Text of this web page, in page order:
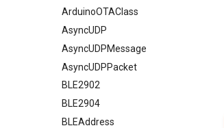
ArduinoOTAClass
AsyncUDP
AsyncUDPMessage
AsyncUDPPacket
BLE2902
BLE2904
BLEAddress